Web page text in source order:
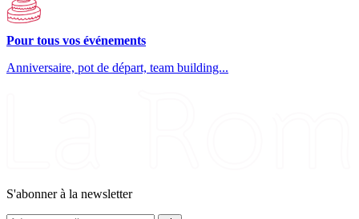
Pour tous vos événements
Anniversaire, pot de départ, team building...
S'abonner à la newsletter